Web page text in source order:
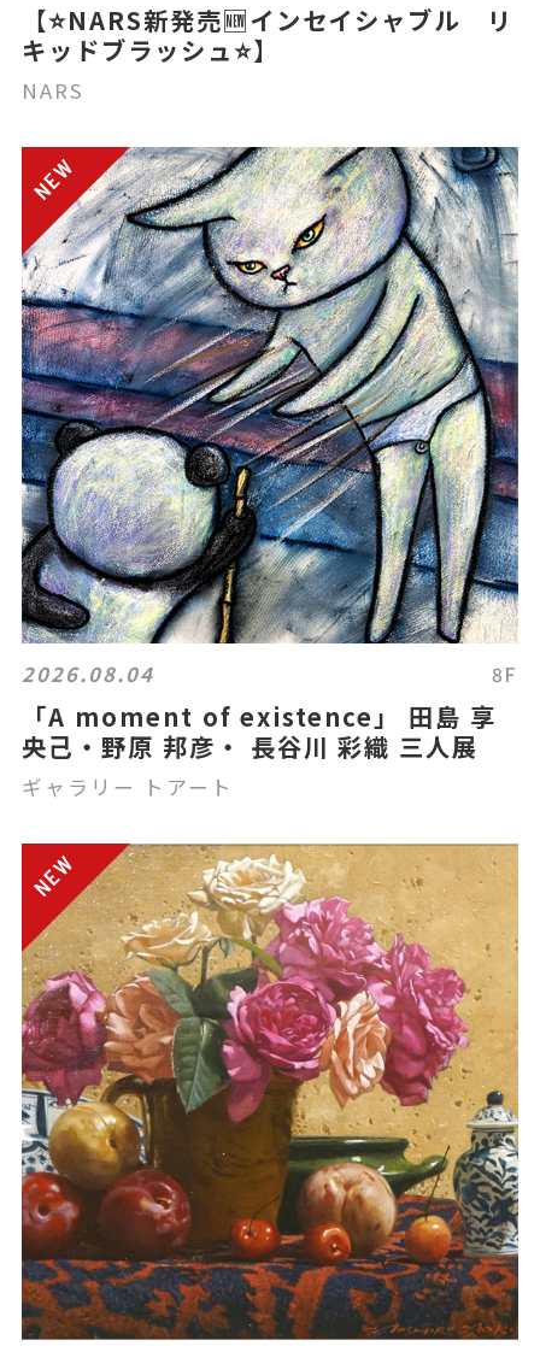
【⭐️NARS新発売🆕インセイシャブル リ
キッドブラッシュ⭐️】
NARS
2026.08.04 8F
「A moment of existence」 田島 享
央己・野原 邦彦・ 長谷川 彩織 三人展
ギャラリー トアート